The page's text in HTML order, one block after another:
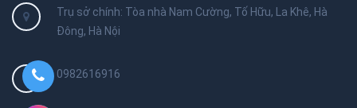
Trụ sở chính: Tòa nhà Nam Cường, Tố Hữu, La Khê, Hà
Đông, Hà Nội
0982616916